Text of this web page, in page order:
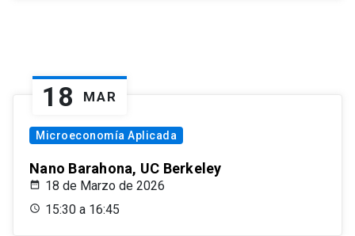
18 MAR
Microeconomía Aplicada
Nano Barahona, UC Berkeley
18 de Marzo de 2026
15:30 a 16:45